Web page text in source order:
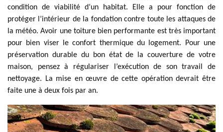
condition de viabilité d’un habitat. Elle a pour fonction de
protéger l’intérieur de la fondation contre toute les attaques de
la météo. Avoir une toiture bien performante est très important
pour bien viser le confort thermique du logement. Pour une
préservation durable du bon état de la couverture de votre
maison, pensez à régulariser l’exécution de son travail de
nettoyage. La mise en œuvre de cette opération devrait être
faite une à deux fois par an.